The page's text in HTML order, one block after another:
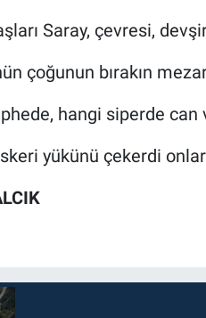
Saray, çevresi,
çoğunun bırakın
hangi siperde
yükünü çekerdi